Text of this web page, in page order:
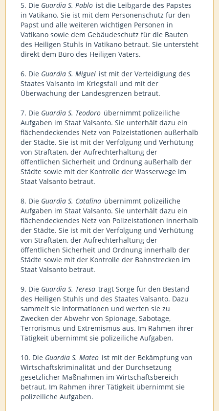
5. Die Guardia S. Pablo ist die Leibgarde des Papstes
in Vatikano. Sie ist mit dem Personenschutz für den
Papst und alle weiteren wichtigen Personen in
Vatikano sowie dem Gebäudeschutz für die Bauten
des Heiligen Stuhls in Vatikano betraut. Sie untersteht
direkt dem Büro des Heiligen Vaters.
6. Die Guardia S. Miguel ist mit der Verteidigung des
Staates Valsanto im Kriegsfall und mit der
Überwachung der Landesgrenzen betraut.
7. Die Guardia S. Teodoro übernimmt polizeiliche
Aufgaben im Staat Valsanto. Sie unterhält dazu ein
flächendeckendes Netz von Polzeistationen außerhalb
der Städte. Sie ist mit der Verfolgung und Verhütung
von Straftaten, der Aufrechterhaltung der
öffentlichen Sicherheit und Ordnung außerhalb der
Städte sowie mit der Kontrolle der Wasserwege im
Staat Valsanto betraut.
8. Die Guardia S. Catalina übernimmt polizeiliche
Aufgaben im Staat Valsanto. Sie unterhält dazu ein
flächendeckendes Netz von Polizeistationen innerhalb
der Städte. Sie ist mit der Verfolgung und Verhütung
von Straftaten, der Aufrechterhaltung der
öffentlichen Sicherheit und Ordnung innerhalb der
Städte sowie mit der Kontrolle der Bahnstrecken im
Staat Valsanto betraut.
9. Die Guardia S. Teresa trägt Sorge für den Bestand
des Heiligen Stuhls und des Staates Valsanto. Dazu
sammelt sie Informationen und werten sie zu
Zwecken der Abwehr von Spionage, Sabotage,
Terrorismus und Extremismus aus. Im Rahmen ihrer
Tätigkeit übernimmt sie polizeiliche Aufgaben.
10. Die Guardia S. Mateo ist mit der Bekämpfung von
Wirtschaftskriminalität und der Durchsetzung
gesetzlicher Maßnahmen im Wirtschaftsbereich
betraut. Im Rahmen ihrer Tätigkeit übernimmt sie
polizeiliche Aufgaben.